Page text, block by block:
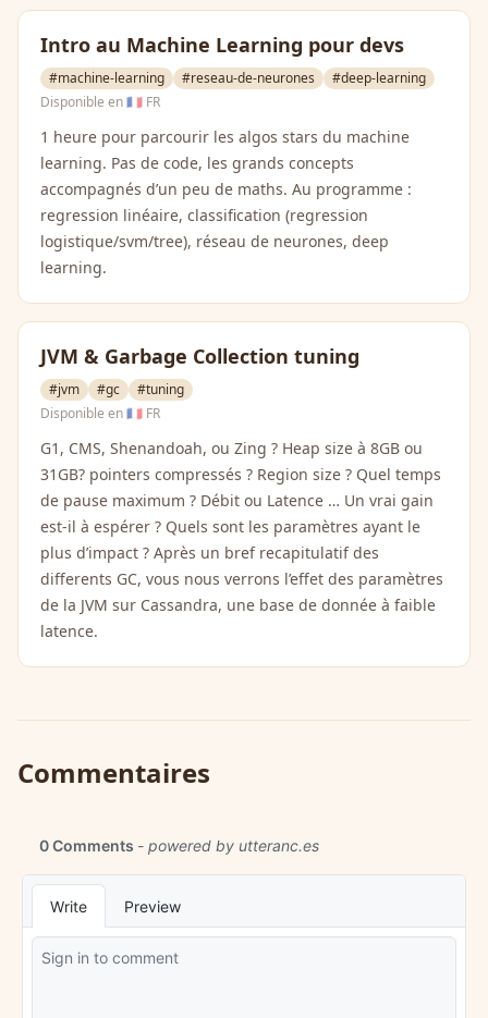
Intro au Machine Learning pour devs
#machine-learning #reseau-de-neurones
#deep-learning
Disponible en🇫🇷 FR
1 heure pour parcourir les algos stars du machine
learning. Pas de code, les grands concepts
accompagnés d’un peu de maths. Au programme :
regression linéaire, classification (regression
logistique/svm/tree), réseau de neurones, deep
learning.
JVM & Garbage Collection tuning
#jvm #gc
#tuning
Disponible en🇫🇷 FR
G1, CMS, Shenandoah, ou Zing ? Heap size à 8GB ou
31GB? pointers compressés ? Region size ? Quel temps
de pause maximum ? Débit ou Latence … Un vrai gain
est-il à espérer ? Quels sont les paramètres ayant le
plus d’impact ? Après un bref recapitulatif des
differents GC, vous nous verrons l’effet des paramètres
de la JVM sur Cassandra, une base de donnée à faible
latence.
Commentaires